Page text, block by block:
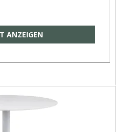
ANZEIGEN